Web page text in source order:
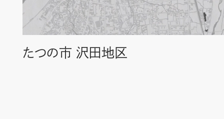
たつの市 沢田地区